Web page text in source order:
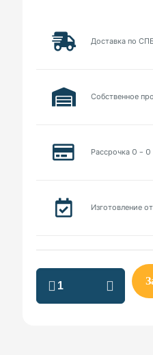
Доставка по
Собственное
Рассрочка 0 - 0
Изготовление
встраиваемые
шкафы
на